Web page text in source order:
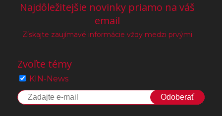
Najdôležitejšie novinky priamo na váš
email
Získajte zaujímavé informácie vždy medzi prvými
Zvoľte témy
KIN-News
Odoberať